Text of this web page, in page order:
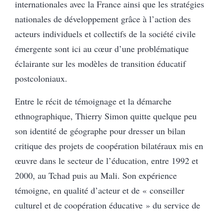
internationales avec la France ainsi que les stratégies
nationales de développement grâce à l’action des
acteurs individuels et collectifs de la société civile
émergente sont ici au cœur d’une problématique
éclairante sur les modèles de transition éducatif
postcoloniaux.
Entre le récit de témoignage et la démarche
ethnographique, Thierry Simon quitte quelque peu
son identité de géographe pour dresser un bilan
critique des projets de coopération bilatéraux mis en
œuvre dans le secteur de l’éducation, entre 1992 et
2000, au Tchad puis au Mali. Son expérience
témoigne, en qualité d’acteur et de « conseiller
culturel et de coopération éducative » du service de